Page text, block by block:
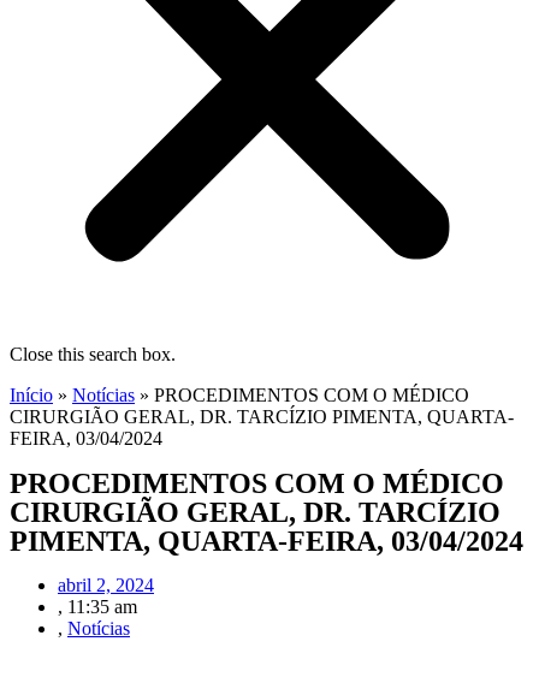
Close this search box.
Início » Notícias » PROCEDIMENTOS COM O MÉDICO
CIRURGIÃO GERAL, DR. TARCÍZIO PIMENTA, QUARTA-
FEIRA, 03/04/2024
PROCEDIMENTOS COM O MÉDICO
CIRURGIÃO GERAL, DR. TARCÍZIO
PIMENTA, QUARTA-FEIRA, 03/04/2024
abril 2, 2024
, 11:35 am
, Notícias